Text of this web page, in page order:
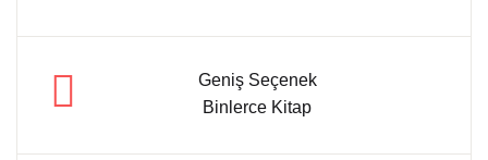
Geniş Seçenek
Binlerce Kitap